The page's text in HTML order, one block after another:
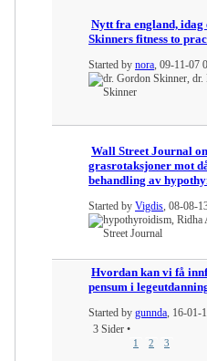
Nytt fra england, idag
Skinners fitness to
Started by nora, 09-11-07
Wall Street Journal
grasrotaksjoner mot
behandling av
Started by Vigdis, 08-08-
Hvordan kan vi få
pensum i
Started by gunnda, 16-01-
3 Sider •
1 2 3